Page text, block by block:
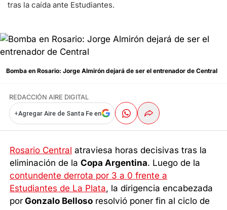
tras la caída ante Estudiantes.
Bomba en Rosario: Jorge Almirón dejará de ser el entrenador de Central
REDACCIÓN AIRE DIGITAL
+Agregar Aire de Santa Fe en
Rosario Central atraviesa horas decisivas tras la
eliminación de laCopa Argentina. Luego de la
contundente derrota por 3 a 0 frente a
Estudiantes de La Plata, la dirigencia encabezada
por Gonzalo Belloso resolvió poner fin al ciclo de